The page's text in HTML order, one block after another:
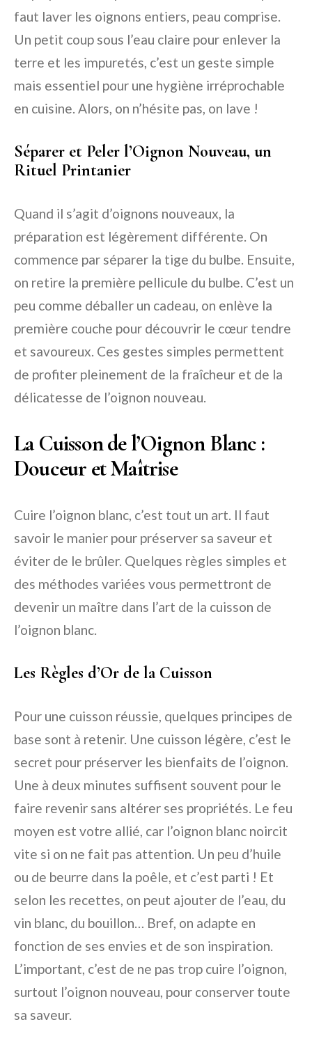
faut laver les oignons entiers, peau comprise.
Un petit coup sous l’eau claire pour enlever la
terre et les impuretés, c’est un geste simple
mais essentiel pour une hygiène irréprochable
en cuisine. Alors, on n’hésite pas, on lave !
Séparer et Peler l’Oignon Nouveau, un
Rituel Printanier
Quand il s’agit d’oignons nouveaux, la
préparation est légèrement différente. On
commence par séparer la tige du bulbe. Ensuite,
on retire la première pellicule du bulbe. C’est un
peu comme déballer un cadeau, on enlève la
première couche pour découvrir le cœur tendre
et savoureux. Ces gestes simples permettent
de profiter pleinement de la fraîcheur et de la
délicatesse de l’oignon nouveau.
La Cuisson de l’Oignon Blanc :
Douceur et Maîtrise
Cuire l’oignon blanc, c’est tout un art. Il faut
savoir le manier pour préserver sa saveur et
éviter de le brûler. Quelques règles simples et
des méthodes variées vous permettront de
devenir un maître dans l’art de la cuisson de
l’oignon blanc.
Les Règles d’Or de la Cuisson
Pour une cuisson réussie, quelques principes de
base sont à retenir. Une cuisson légère, c’est le
secret pour préserver les bienfaits de l’oignon.
Une à deux minutes suffisent souvent pour le
faire revenir sans altérer ses propriétés. Le feu
moyen est votre allié, car l’oignon blanc noircit
vite si on ne fait pas attention. Un peu d’huile
ou de beurre dans la poêle, et c’est parti ! Et
selon les recettes, on peut ajouter de l’eau, du
vin blanc, du bouillon… Bref, on adapte en
fonction de ses envies et de son inspiration.
L’important, c’est de ne pas trop cuire l’oignon,
surtout l’oignon nouveau, pour conserver toute
sa saveur.